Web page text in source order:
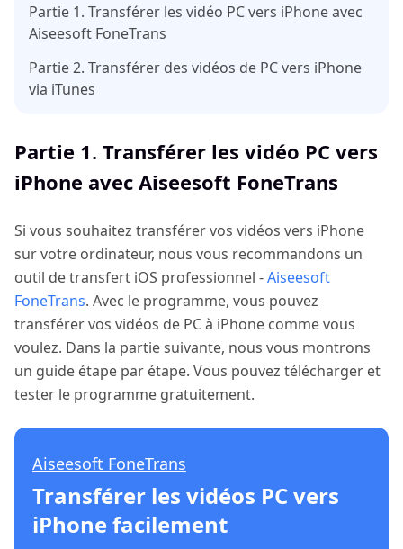
Partie 1. Transférer les vidéo PC vers iPhone avec
Aiseesoft FoneTrans
Partie 2. Transférer des vidéos de PC vers iPhone
via iTunes
Partie 1. Transférer les vidéo PC vers
iPhone avec Aiseesoft FoneTrans
Si vous souhaitez transférer vos vidéos vers iPhone
sur votre ordinateur, nous vous recommandons un
outil de transfert iOS professionnel -Aiseesoft
FoneTrans. Avec le programme, vous pouvez
transférer vos vidéos de PC à iPhone comme vous
voulez. Dans la partie suivante, nous vous montrons
un guide étape par étape. Vous pouvez télécharger et
tester le programme gratuitement.
Aiseesoft FoneTrans
Transférer les vidéos PC vers
iPhone facilement